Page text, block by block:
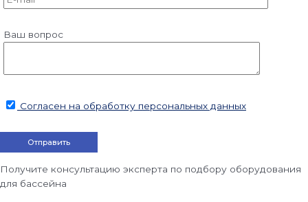
Ваш вопрос
Согласен на обработку персональных данных
Получите консультацию эксперта по подбору оборудования
для бассейна